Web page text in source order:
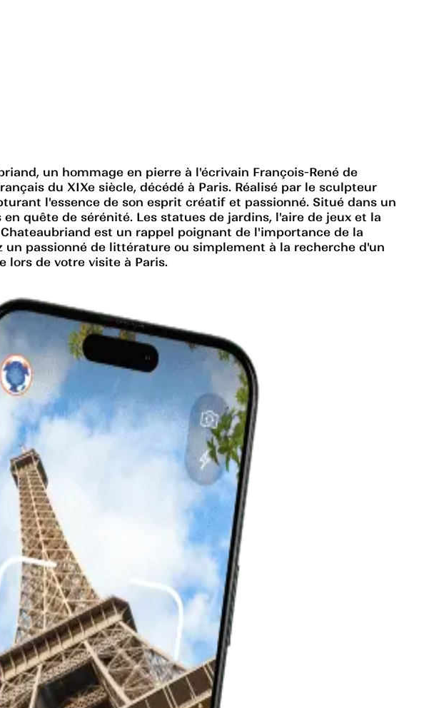
un hommage en pierre à l'écrivain François-René de
du XIXe siècle, décédé à Paris. Réalisé par le sculpteur
l'essence de son esprit créatif et passionné. Situé dans un
quête de sérénité. Les statues de jardins, l'aire de jeux et la
est un rappel poignant de l'importance de la
passionné de littérature ou simplement à la recherche d'un
lors de votre visite à Paris.